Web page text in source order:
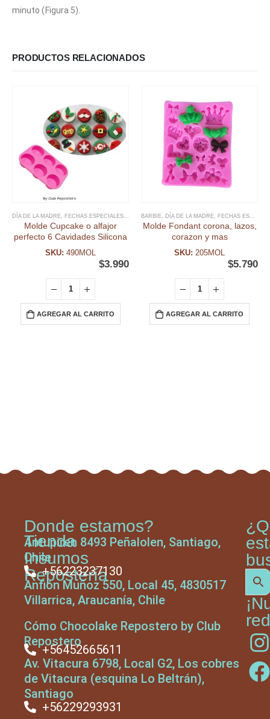
minuto (Figura 5).
PRODUCTOS RELACIONADOS
DÍA DE LA MADRE FECHAS ESPECIALES MOLDE CUPCAKES ,MOLDE SILICONA,MOLDES
Molde Cupcake o alfajor
perfecto 6 Cavidades Silicona
SKU: 490MOL
$3.990
AGREGAR AL CARRITO
BARBIE DÍA DE LA MADRE FECHAS ESPECIALES
Molde Fondant corona, lazos,
corazon y mas
SKU: 205MOL
$5.790
AGREGAR AL CARRITO
Tienda
Insumos
Repostería
Donde estamos?
Antupiren 8493 Peñalolen, Santiago,
Chile
+56223237130
Anfión Muñoz 550, Local 45, 4830517
Villarrica, Araucanía, Chile
Cómo Chocolake Repostero by Club
Repostero
+56452665611
Av. Vitacura 6798, Local G2, Los cobres
de Vitacura (esquina Lo Beltrán),
Santiago
+56229293931